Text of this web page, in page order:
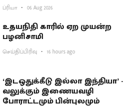
ப்ரியா 06 Aug 2026
உதயநிதி காரில் ஏற முயன்ற
பழனிசாமி
செய்திப்பிரிவு 16 hours ago
‘இடஒதுக்கீடு இல்லா இந்தியா’ -
வலுக்கும் இணையவழி
போராட்டமும் பின்புலமும்